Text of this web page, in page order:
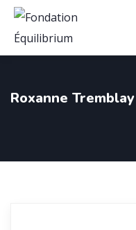
Roxanne Tremblay